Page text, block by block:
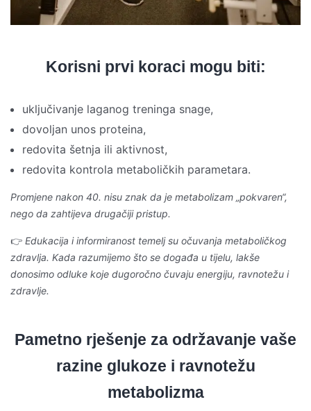
Korisni prvi koraci mogu biti:
uključivanje laganog treninga snage,
dovoljan unos proteina,
redovita šetnja ili aktivnost,
redovita kontrola metaboličkih parametara.
Promjene nakon 40. nisu znak da je metabolizam „pokvaren“,
nego da zahtijeva drugačiji pristup.
👉 Edukacija i informiranost temelj su očuvanja metaboličkog
zdravlja. Kada razumijemo što se događa u tijelu, lakše
donosimo odluke koje dugoročno čuvaju energiju, ravnotežu i
zdravlje.
Pametno rješenje za održavanje vaše
razine glukoze i ravnotežu
metabolizma